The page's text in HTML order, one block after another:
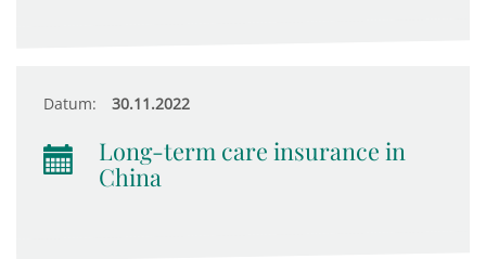
Datum: 30.11.2022
Long-term care insurance in
China